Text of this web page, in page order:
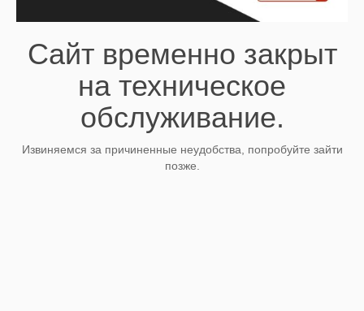
Сайт временно закрыт
на техническое
обслуживание.
Извиняемся за причиненные неудобства, попробуйте зайти
позже.